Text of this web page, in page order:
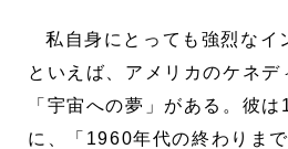
私自身にとっても強烈なイ
といえば、アメリカのケネデ
「宇宙への夢」がある。彼
に、「1960年代の終わりま